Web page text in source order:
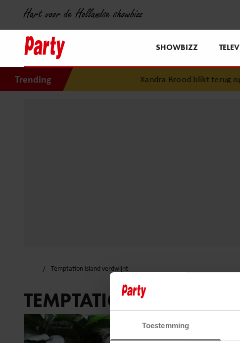
Toestemming
Hart voor de Hollandse showbizz
SHOWBIZZ
Trending Xandra Brood blikt terug op
Temptation island verdwijnt
TEMPTATION ISLAND